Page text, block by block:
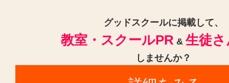
グッドスクールに掲載して、
教室・スクールPR & 生徒
しませんか？